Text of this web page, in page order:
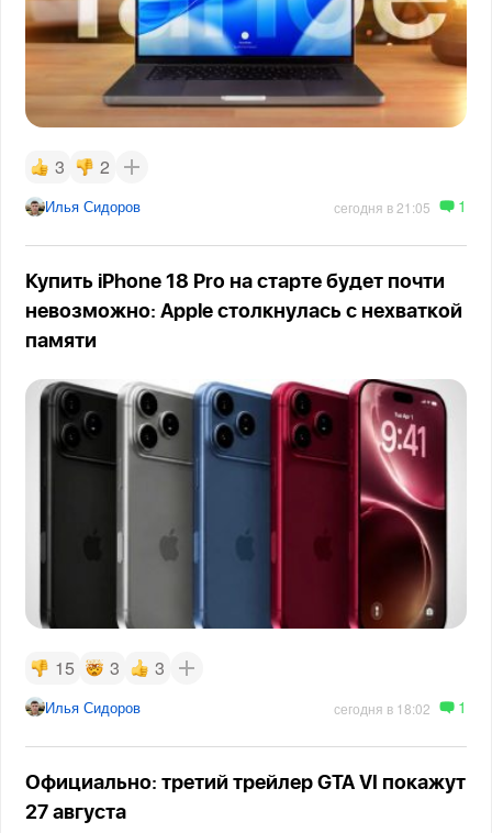
3 2
Илья Сидоров сегодня в 21:05 1
Купить iPhone 18 Pro на старте будет почти
невозможно: Apple столкнулась с нехваткой
памяти
15 3 3
Илья Сидоров сегодня в 18:02 1
Официально: третий трейлер GTA VI покажут
27 августа